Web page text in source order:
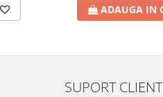
ADAUGA IN
SUPORT